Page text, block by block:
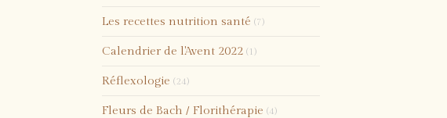
Les recettes nutrition santé (7)
Calendrier de l'Avent 2022 (1)
Réflexologie (24)
Fleurs de Bach / Florithérapie (4)